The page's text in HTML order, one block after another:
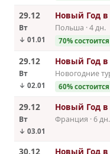
29.12
Вт
↓ 01.01
Новый Год в
Польша · 4 дн.
70% состоится
29.12
Вт
↓ 02.01
Новый Год
Новогодние
60% состоится
29.12
Вт
↓ 03.01
Новый Год
Франция · 6 дн.
30.12 Новый Год